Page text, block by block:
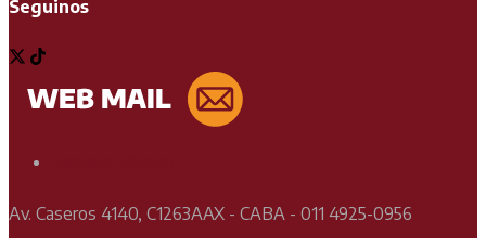
Seguinos
Av. Caseros 4140, C1263AAX - CABA - 011 4925-0956